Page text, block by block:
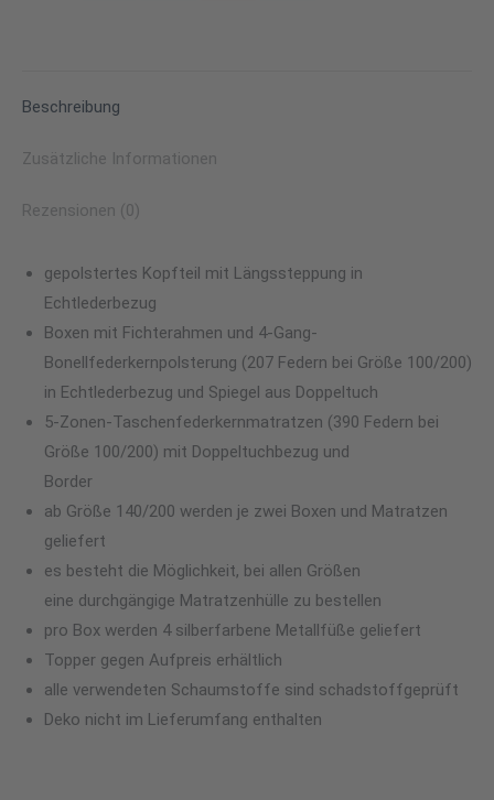
Beschreibung
Zusätzliche Informationen
Rezensionen (0)
gepolstertes Kopfteil mit Längssteppung in
Echtlederbezug
Boxen mit Fichterahmen und 4-Gang-
Bonellfederkernpolsterung (207 Federn bei Größe 100/200)
in Echtlederbezug und Spiegel aus Doppeltuch
5-Zonen-Taschenfederkernmatratzen (390 Federn bei
Größe 100/200) mit Doppeltuchbezug und
Border
ab Größe 140/200 werden je zwei Boxen und Matratzen
geliefert
es besteht die Möglichkeit, bei allen Größen
eine durchgängige Matratzenhülle zu bestellen
pro Box werden 4 silberfarbene Metallfüße geliefert
Topper gegen Aufpreis erhältlich
alle verwendeten Schaumstoffe sind schadstoffgeprüft
Deko nicht im Lieferumfang enthalten